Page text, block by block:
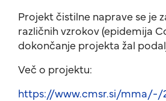
Projekt čistilne naprave se je
različnih vzrokov (epidemija
dokončanje projekta žal
Več o projektu:
https://www.cmsr.si/mma/-/